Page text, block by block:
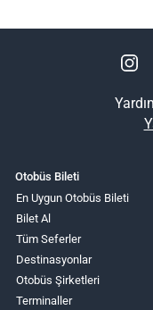
Otobüs Bileti
En Uygun Otobüs Bileti
Bilet Al
Tüm Seferler
Destinasyonlar
Otobüs Şirketleri
Terminaller